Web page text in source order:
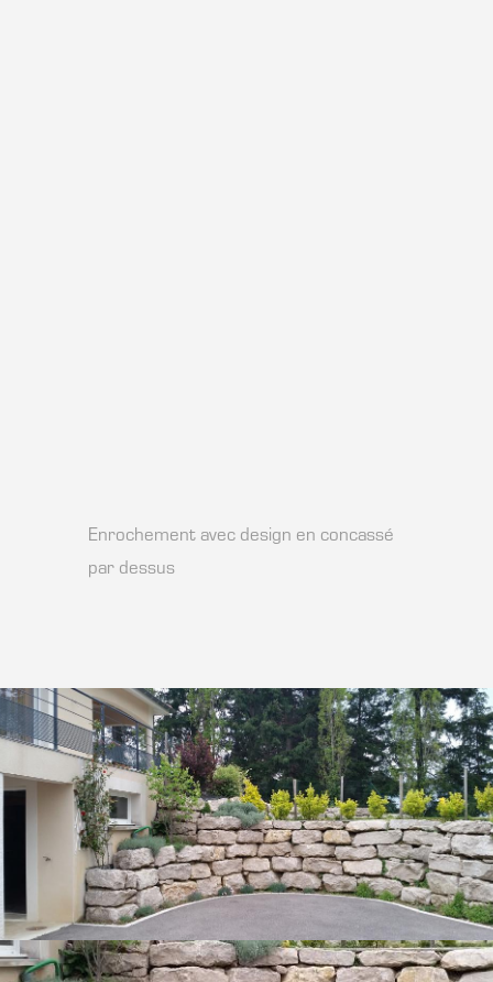
Enrochement avec design en concassé
par dessus